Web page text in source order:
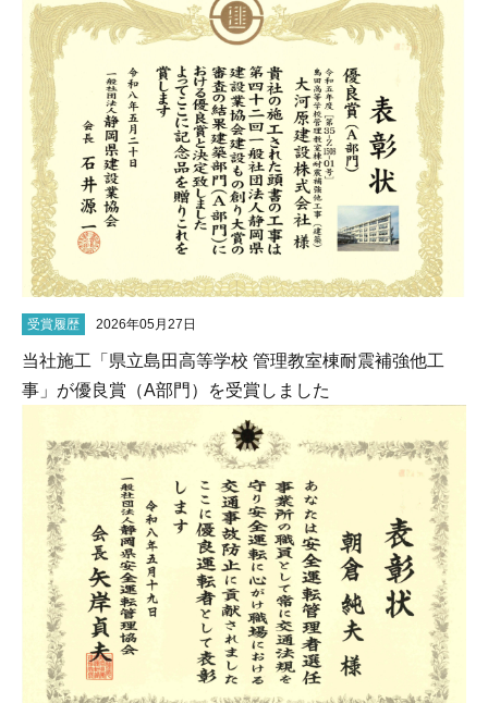
受賞履歴 2026年05月27日
当社施工「県立島田高等学校 管理教室棟耐震補強他工
事」が優良賞（A部門）を受賞しました